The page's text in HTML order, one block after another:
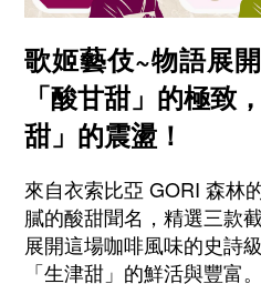
歌姬藝伎~物語展
「酸甘甜」的極致
甜」的震盪！
來自衣索比亞 GORI 森林
膩的酸甜聞名，精選三款
展開這場咖啡風味的史詩
「生津甜」的鮮活與豐富。